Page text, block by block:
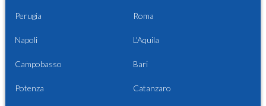
Perugia Roma
Napoli L'Aquila
Campobasso Bari
Potenza Catanzaro